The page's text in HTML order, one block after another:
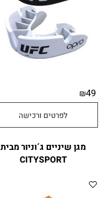
₪49
לפרטים ורכישה
מגן שיניים ג´וניור מבית
CITYSPORT